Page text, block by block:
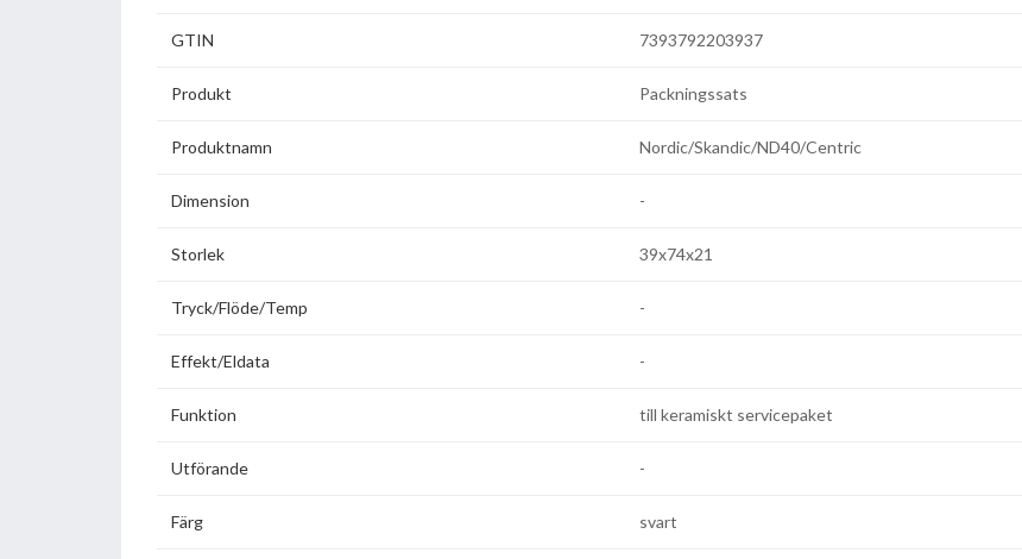
GTIN 7393792203937
Produkt Packningssats
Produktnamn Nordic/Skandic/ND40/Centric
Dimension -
Storlek 39x74x21
Tryck/Flöde/Temp -
Effekt/Eldata -
Funktion till keramiskt servicepaket
Utförande -
Färg svart